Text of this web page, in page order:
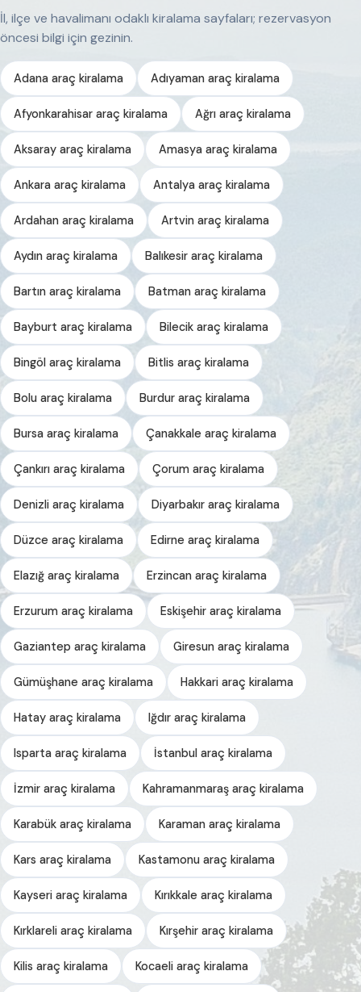
İl, ilçe ve havalimanı odaklı kiralama sayfaları; rezervasyon
öncesi bilgi için gezinin.
Adana araç kiralama Adıyaman araç kiralama
Afyonkarahisar araç kiralama Ağrı araç kiralama
Aksaray araç kiralama Amasya araç kiralama
Ankara araç kiralama Antalya araç kiralama
Ardahan araç kiralama Artvin araç kiralama
Aydın araç kiralama Balıkesir araç kiralama
Bartın araç kiralama Batman araç kiralama
Bayburt araç kiralama Bilecik araç kiralama
Bingöl araç kiralama Bitlis araç kiralama
Bolu araç kiralama Burdur araç kiralama
Bursa araç kiralama Çanakkale araç kiralama
Çankırı araç kiralama Çorum araç kiralama
Denizli araç kiralama Diyarbakır araç kiralama
Düzce araç kiralama Edirne araç kiralama
Elazığ araç kiralama Erzincan araç kiralama
Erzurum araç kiralama Eskişehir araç kiralama
Gaziantep araç kiralama Giresun araç kiralama
Gümüşhane araç kiralama Hakkari araç kiralama
Hatay araç kiralama Iğdır araç kiralama
Isparta araç kiralama İstanbul araç kiralama
İzmir araç kiralama Kahramanmaraş araç kiralama
Karabük araç kiralama Karaman araç kiralama
Kars araç kiralama Kastamonu araç kiralama
Kayseri araç kiralama Kırıkkale araç kiralama
Kırklareli araç kiralama Kırşehir araç kiralama
Kilis araç kiralama Kocaeli araç kiralama